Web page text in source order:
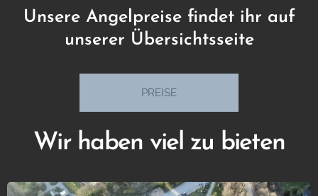
Unsere Angelpreise findet ihr auf
unserer Übersichtsseite
PREISE
Wir haben viel zu bieten